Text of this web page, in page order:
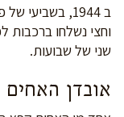
ב 1944,
וחצי נשלחו ברכבות
שני של שבועות.
אובדן האחים